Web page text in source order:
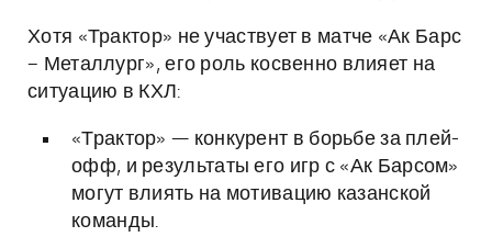
Хотя «Трактор» не участвует в матче «Ак Барс
– Металлург», его роль косвенно влияет на
ситуацию в КХЛ:
«Трактор» — конкурент в борьбе за плей-
офф, и результаты его игр с «Ак Барсом»
могут влиять на мотивацию казанской
команды.